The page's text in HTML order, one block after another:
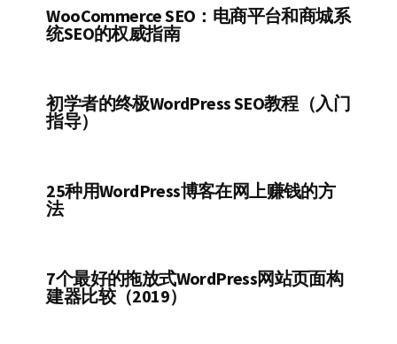
WooCommerce SEO：电商平台和商城系
统SEO的权威指南
初学者的终极WordPress SEO教程（入门
指导）
25种用WordPress博客在网上赚钱的方
法
7个最好的拖放式WordPress网站页面构
建器比较（2019）